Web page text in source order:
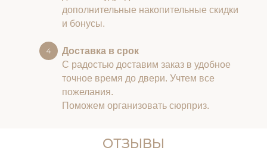
дополнительные накопительные скидки
и бонусы.
Доставка в срок
С радостью доставим заказ в удобное
точное время до двери. Учтем все
пожелания.
Поможем организовать сюрприз.
ОТЗЫВЫ